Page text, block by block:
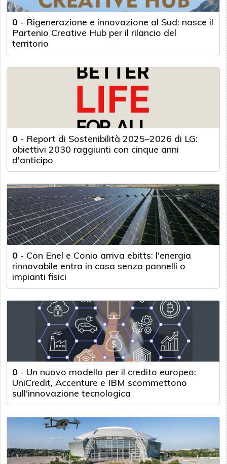
0 - Rigenerazione e innovazione al Sud: nasce il
Partenio Creative Hub per il rilancio del
territorio
0 - Report di Sostenibilità 2025–2026 di LG:
obiettivi 2030 raggiunti con cinque anni
d'anticipo
0 - Con Enel e Conio arriva ebitts: l'energia
rinnovabile entra in casa senza pannelli o
impianti fisici
0 - Un nuovo modello per il credito europeo:
UniCredit, Accenture e IBM scommettono
sull'innovazione tecnologica